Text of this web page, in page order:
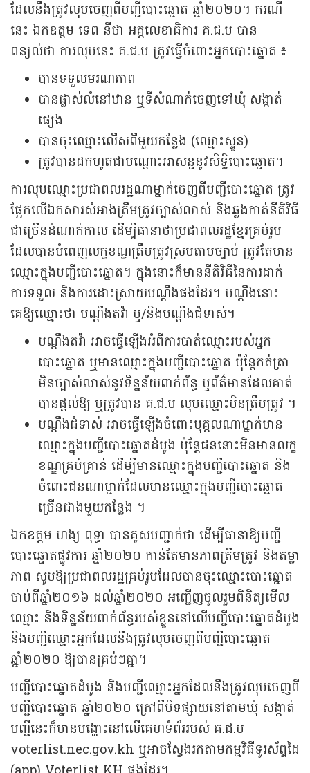
ដែលនឹងត្រូវលុបចេញពីបញ្ជីបោះឆ្នោត ឆ្នាំ២០២០។ ករណី
នេះ ឯកឧត្តម ទេព នីថា អគ្គលេខាធិការ គ.ជ.ប បាន
ពន្យល់ថា ការលុបនេះ គ.ជ.ប ត្រូវធ្វើចំពោះអ្នកបោះឆ្នោត ៖
បានទទួលមរណភាព
បានផ្លាស់លំនៅឋាន ឬទីសំណាក់ចេញទៅឃុំ សង្កាត់
ផ្សេង
បានចុះឈ្មោះលើសពីមួយកន្លែង (ឈ្មោះស្ទួន)
ត្រូវបានដកហូតជាបណ្តោះអាសន្ននូវសិទ្ធិបោះឆ្នោត។
ការលុបឈ្មោះប្រជាពលរដ្ឋណាម្នាក់ចេញពីបញ្ជីបោះឆ្នោត ត្រូវ
ផ្អែកលើឯកសារសំអាងត្រឹមត្រូវច្បាស់លាស់ និងឆ្លងកាត់នីតិវិធី
ជាច្រើនដំណាក់កាល ដើម្បីធានាថាប្រជាពលរដ្ឋខែ្មរគ្រប់រូប
ដែលបានបំពេញលក្ខខណ្ឌត្រឹមត្រូវស្របតាមច្បាប់ ត្រូវតែមាន
ឈ្មោះក្នុងបញ្ជីបោះឆ្នោត។ ក្នុងនោះក៏មាននីតិវិធីនៃការដាក់
ការទទួល និងការដោះស្រាយបណ្តឹងផងដែរ។ បណ្តឹងនោះ
គេឱ្យឈ្មោះថា បណ្តឹងតវ៉ា ឬ/និងបណ្តឹងជំទាស់។
បណ្តឹងតវ៉ា អាចធ្វើឡើងអំពីការបាត់ឈ្មោះរបស់អ្នក
បោះឆ្នោត ឬមានឈ្មោះក្នុងបញ្ជីបោះឆ្នោត ប៉ុន្តែកត់ត្រា
មិនច្បាស់លាស់នូវទិន្នន័យពាក់ព័ន្ធ ឬព័ត៌មានដែលគាត់
បានផ្តល់ឱ្យ ឬត្រូវបាន គ.ជ.ប លុបឈ្មោះមិនត្រឹមត្រូវ ។
បណ្តឹងជំទាស់ អាចធ្វើឡើងចំពោះបុគ្គលណាម្នាក់មាន
ឈ្មោះក្នុងបញ្ជីបោះឆ្នោតដំបូង ប៉ុន្តែជននោះមិនមានលក្ខ
ខណ្ឌគ្រប់គ្រាន់ ដើម្បីមានឈ្មោះក្នុងបញ្ជីបោះឆ្នោត និង
ចំពោះជនណាម្នាក់ដែលមានឈ្មោះក្នុងបញ្ជីបោះឆ្នោត
ច្រើនជាងមួយកន្លែង ។
ឯកឧត្តម ហង្ស ពុទ្ធា បានគូសបញ្ជាក់ថា ដើម្បីធានាឱ្យបញ្ជី
បោះឆ្នោតផ្លូវការ ឆ្នាំ២០២០ កាន់តែមានភាពត្រឹមត្រូវ និងតម្លា
ភាព សូមឱ្យប្រជាពលរដ្ឋគ្រប់រូបដែលបានចុះឈ្មោះបោះឆ្នោត
ចាប់ពីឆ្នាំ២០១៦ ដល់ឆ្នាំ២០២០ អញ្ជើញចូលរួមពិនិត្យមើល
ឈ្មោះ និងទិន្នន័យពាក់ព័ន្ធរបស់ខ្លួននៅលើបញ្ជីបោះឆ្នោតដំបូង
និងបញ្ជីឈ្មោះអ្នកដែលនឹងត្រូវលុបចេញពីបញ្ជីបោះឆ្នោត
ឆ្នាំ២០២០ ឱ្យបានគ្រប់ៗគ្នា។
បញ្ជីបោះឆ្នោតដំបូង និងបញ្ជីឈ្មោះអ្នកដែលនឹងត្រូវលុបចេញពី
បញ្ជីបោះឆ្នោត ឆ្នាំ២០២០ ក្រៅពីបិទផ្សាយនៅតាមឃុំ សង្កាត់
បញ្ជីនេះក៏មានបង្ហោះនៅលើគេហទំព័ររបស់ គ.ជ.ប
voterlist.nec.gov.kh ឬអាចស្វែងរកតាមកម្មវិធីទូរស័ព្ទដៃ